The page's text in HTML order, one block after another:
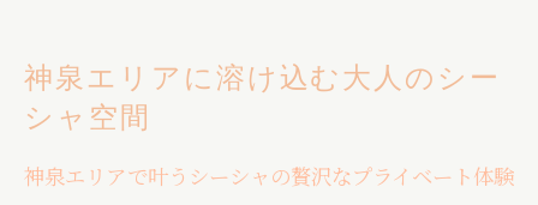
神泉エリアに溶け込む大人のシー
シャ空間
神泉エリアで叶うシーシャの贅沢なプライベート体験